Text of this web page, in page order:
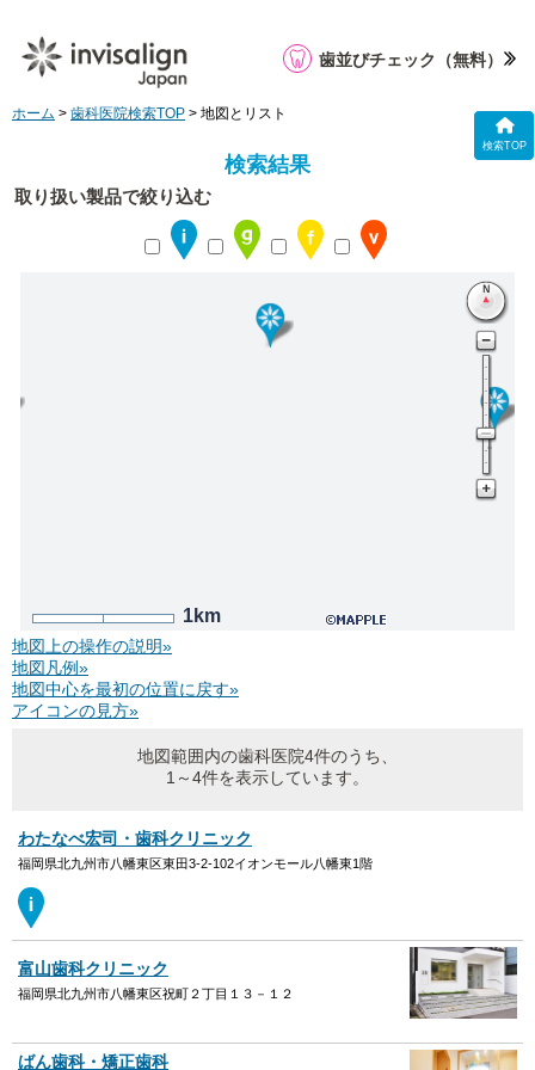
検索TOP
歯並びチェック （無料）
ホーム > 歯科医院検索TOP > 地図とリスト
検索結果
取り扱い製品で絞り込む
1km
地図上の操作の説明»
地図凡例»
地図中心を最初の位置に戻す»
アイコンの見方»
地図範囲内の歯科医院4件のうち、
1～4件を表示しています。
わたなべ宏司・歯科クリニック
福岡県北九州市八幡東区東田3-2-102イオンモール八幡東1階
富山歯科クリニック
福岡県北九州市八幡東区祝町２丁目１３－１２
ばん歯科・矯正歯科